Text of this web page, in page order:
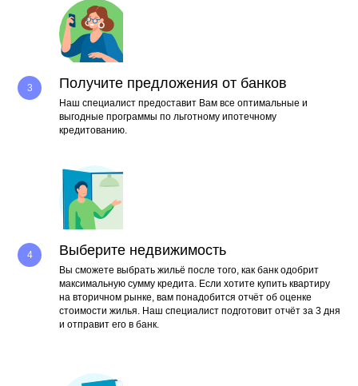
Получите предложения от банков
Наш специалист предоставит Вам все оптимальные и
выгодные программы по льготному ипотечному
кредитованию.
Выберите недвижимость
Вы сможете выбрать жильё после того, как банк одобрит
максимальную сумму кредита. Если хотите купить квартиру
на вторичном рынке, вам понадобится отчёт об оценке
стоимости жилья. Наш специалист подготовит отчёт за 3 дня
и отправит его в банк.